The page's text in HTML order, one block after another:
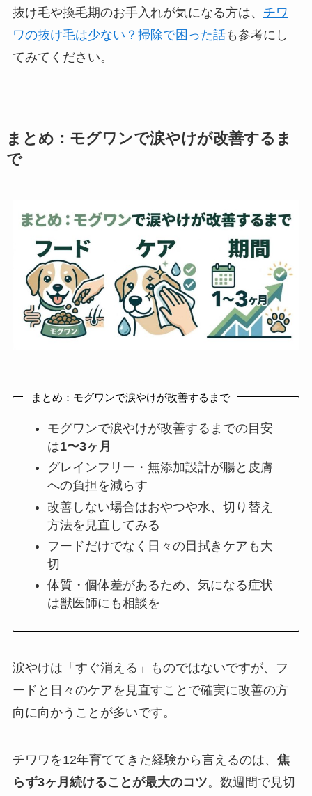
抜け毛や換毛期のお手入れが気になる方は、 チワ
ワの抜け毛は少ない？掃除で困った話も参考にし
てみてください。
まとめ：モグワンで涙やけが改善するま
で
まとめ：モグワンで涙やけが改善するまで
モグワンで涙やけが改善するまでの目安
は1〜3ヶ月
グレインフリー・無添加設計が腸と皮膚
への負担を減らす
改善しない場合はおやつや水、切り替え
方法を見直してみる
フードだけでなく日々の目拭きケアも大
切
体質・個体差があるため、気になる症状
は獣医師にも相談を
涙やけは「すぐ消える」ものではないですが、フ
ードと日々のケアを見直すことで確実に改善の方
向に向かうことが多いです。
チワワを12年育ててきた経験から言えるのは、 焦
らず3ヶ月続けることが最大のコツ。数週間で見切